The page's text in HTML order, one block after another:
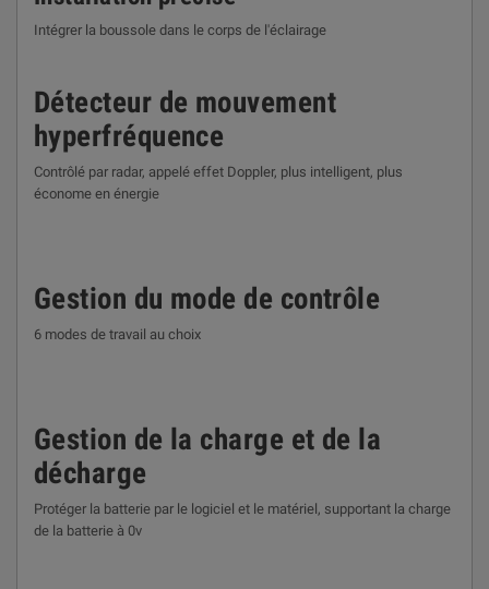
Intégrer la boussole dans le corps de l'éclairage
Détecteur de mouvement
hyperfréquence
Contrôlé par radar, appelé effet Doppler, plus intelligent, plus
économe en énergie
Gestion du mode de contrôle
6 modes de travail au choix
Gestion de la charge et de la
décharge
Protéger la batterie par le logiciel et le matériel, supportant la charge
de la batterie à 0v